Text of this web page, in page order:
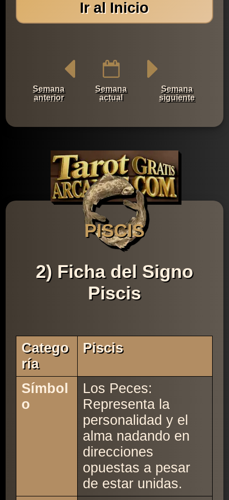
Ir al Inicio
Semana
anterior
Semana
actual
Semana
siguiente
PISCIS
2) Ficha del Signo
Piscis
Catego
Ría
Piscis
Símbol
o
Los Peces:
Representa la
personalidad y el
alma nadando en
direcciones
opuestas a pesar
de estar unidas.